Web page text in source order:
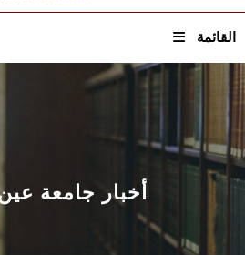
القائمة
أخبار جامعة